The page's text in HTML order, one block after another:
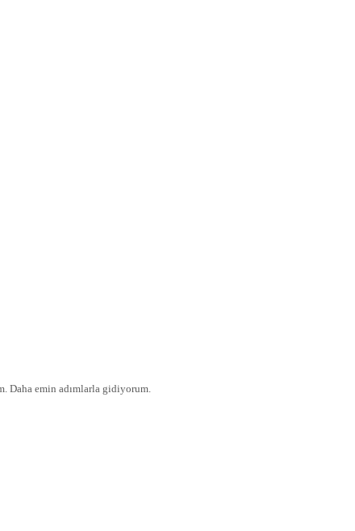
Daha emin adımlarla gidiyorum.